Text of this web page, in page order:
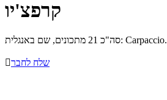
קרפצ'יו
סה"כ 21 מתכונים, שם באנגלית: Carpaccio.
שלח לחבר